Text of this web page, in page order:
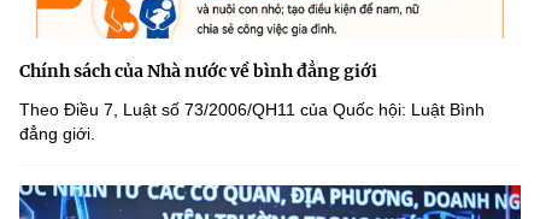
Chính sách của Nhà nước về bình đẳng giới
Theo Điều 7, Luật số 73/2006/QH11 của Quốc hội: Luật Bình
đẳng giới.